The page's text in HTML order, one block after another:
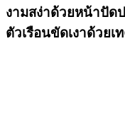
งามสง่าด้วยหน้าปัด
ตัวเรือนขัดเงาด้วย